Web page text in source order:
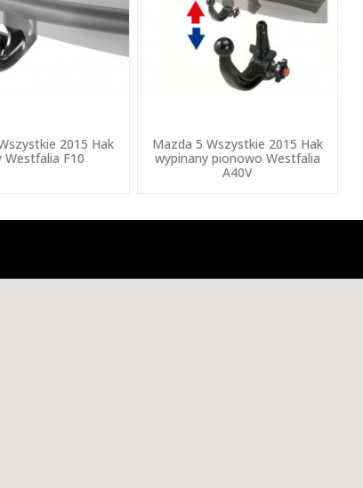
2015 Hak
Westfalia F10
Mazda 5 Wszystkie 2015 Hak
wypinany pionowo Westfalia
A40V